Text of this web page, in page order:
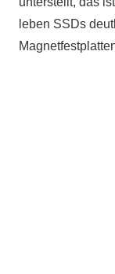
leben SSDs